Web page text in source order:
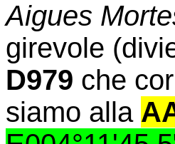
Aigues
girevole
D979 che
siamo alla